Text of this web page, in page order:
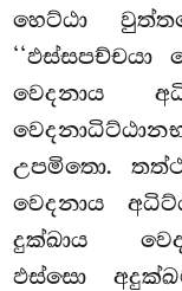
හෙට්ඨා
වෙදනාය
උපමිතො.
වෙදනාය
දුක්ඛාය
ඵස්සො